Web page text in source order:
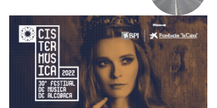
Acesso ao conteúdo online
Acesso aos conteúdos Exclusivos para
assinantes
Ofertas para assinatura anual